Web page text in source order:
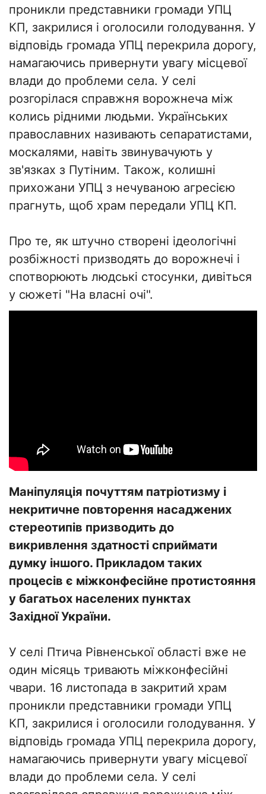
проникли представники громади УПЦ
КП, закрилися і оголосили голодування. У
відповідь громада УПЦ перекрила дорогу,
намагаючись привернути увагу місцевої
влади до проблеми села. У селі
розгорілася справжня ворожнеча між
колись рідними людьми. Українських
православних називають сепаратистами,
москалями, навіть звинувачують у
зв'язках з Путіним. Також, колишні
прихожани УПЦ з нечуваною агресією
прагнуть, щоб храм передали УПЦ КП.
Про те, як штучно створені ідеологічні
розбіжності призводять до ворожнечі і
спотворюють людські стосунки, дивіться
у сюжеті "На власні очі".
Маніпуляція почуттям патріотизму і
некритичне повторення насаджених
стереотипів призводить до
викривлення здатності сприймати
думку іншого. Прикладом таких
процесів є міжконфесійне протистояння
у багатьох населених пунктах
Західної України.
У селі Птича Рівненської області вже не
один місяць тривають міжконфесійні
чвари. 16 листопада в закритий храм
проникли представники громади УПЦ
КП, закрилися і оголосили голодування. У
відповідь громада УПЦ перекрила дорогу,
намагаючись привернути увагу місцевої
влади до проблеми села. У селі